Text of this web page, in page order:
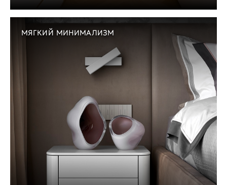
МЯГКИЙ МИНИМАЛИЗМ